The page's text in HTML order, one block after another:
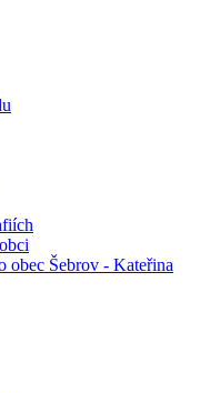
obec Šebrov - Kateřina